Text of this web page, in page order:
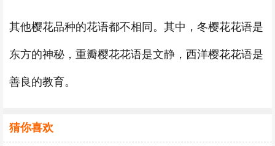
其他樱花品种的花语都不相同。其中，冬樱花花语是
东方的神秘，重瓣樱花花语是文静，西洋樱花花语是
善良的教育。
猜你喜欢